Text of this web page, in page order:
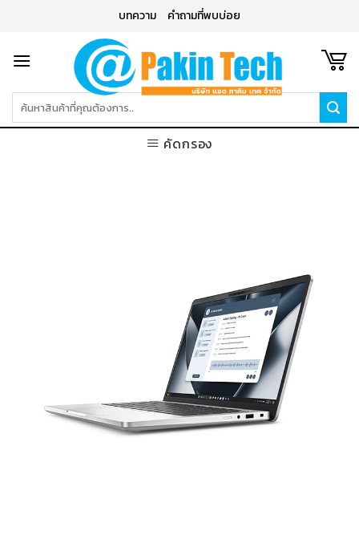
บทความ คำถามที่พบบ่อย
คัดกรอง